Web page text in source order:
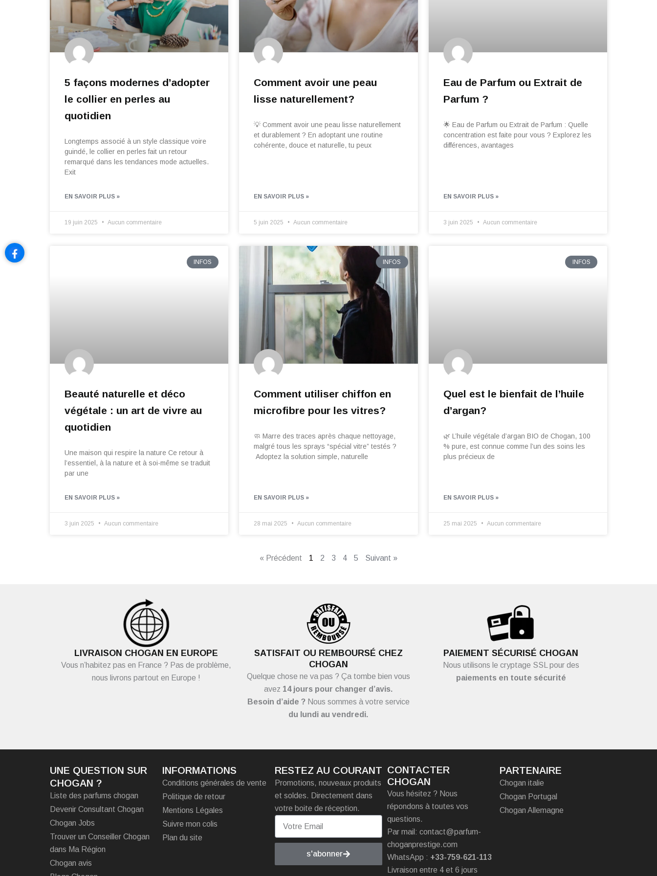
5 façons modernes d’adopter
le collier en perles au
quotidien
Longtemps associé à un style classique voire
guindé, le collier en perles fait un retour
remarqué dans les tendances mode actuelles.
Exit
EN SAVOIR PLUS »
19 juin 2025 Aucun commentaire
Comment avoir une peau
lisse naturellement?
💡 Comment avoir une peau lisse naturellement
et durablement ? En adoptant une routine
cohérente, douce et naturelle, tu peux
EN SAVOIR PLUS »
5 juin 2025 Aucun commentaire
Eau de Parfum ou Extrait de
Parfum ?
🌟 Eau de Parfum ou Extrait de Parfum : Quelle
concentration est faite pour vous ? Explorez les
différences, avantages
EN SAVOIR PLUS »
3 juin 2025 Aucun commentaire
INFOS
Beauté naturelle et déco
végétale : un art de vivre au
quotidien
Une maison qui respire la nature Ce retour à
l’essentiel, à la nature et à soi-même se traduit
par une
EN SAVOIR PLUS »
3 juin 2025 Aucun commentaire
INFOS
Comment utiliser chiffon en
microfibre pour les vitres?
🧼 Marre des traces après chaque nettoyage,
malgré tous les sprays “spécial vitre” testés ?
Adoptez la solution simple, naturelle
EN SAVOIR PLUS »
28 mai 2025 Aucun commentaire
INFOS
Quel est le bienfait de l’huile
d’argan?
🌿 L’huile végétale d’argan BIO de Chogan, 100
% pure, est connue comme l’un des soins les
plus précieux de
EN SAVOIR PLUS »
25 mai 2025 Aucun commentaire
« Précédent 1 2 3 4 5 Suivant »
LIVRAISON CHOGAN EN EUROPE
Vous n’habitez pas en France ? Pas de problème,
nous livrons partout en Europe !
SATISFAIT OU REMBOURSÉ CHEZ
CHOGAN
Quelque chose ne va pas ? Ça tombe bien vous
avez 14 jours pour changer d’avis.
Besoin d’aide ?Nous sommes à votre service
du lundi au vendredi.
PAIEMENT SÉCURISÉ CHOGAN
Nous utilisons le cryptage SSL pour des
paiements en toute sécurité
UNE QUESTION SUR
CHOGAN ?
Liste des parfums chogan
Devenir Consultant Chogan
Chogan Jobs
Trouver un Conseiller Chogan
dans Ma Région
Chogan avis
INFORMATIONS
Conditions générales de vente
Politique de retour
Mentions Légales
Suivre mon colis
Plan du site
RESTEZ AU COURANT
Promotions, nouveaux produits
et soldes. Directement dans
votre boite de réception.
s'abonner
CONTACTER
CHOGAN
Vous hésitez ? Nous
répondons à toutes vos
questions.
Par mail: contact@parfum-
choganprestige.com
WhatsApp : +33-759-621-113
Livraison entre 4 et 6 jours
PARTENAIRE
Chogan italie
Chogan Portugal
Chogan Allemagne